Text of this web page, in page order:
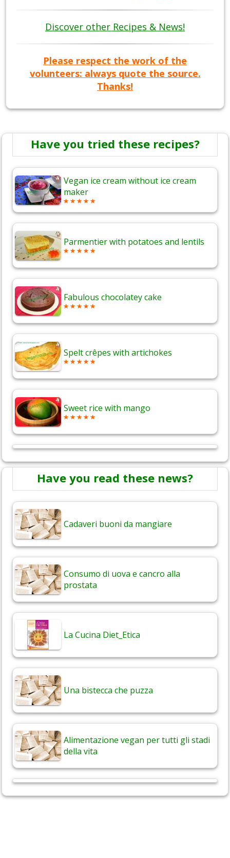
Discover other Recipes & News!
Please respect the work of the
volunteers: always quote the source.
Thanks!
Have you tried these recipes?
Vegan ice cream without ice cream
maker
Parmentier with potatoes and lentils
Fabulous chocolatey cake
Spelt crêpes with artichokes
Sweet rice with mango
Have you read these news?
Cadaveri buoni da mangiare
Consumo di uova e cancro alla
prostata
La Cucina Diet_Etica
Una bistecca che puzza
Alimentazione vegan per tutti gli stadi
della vita